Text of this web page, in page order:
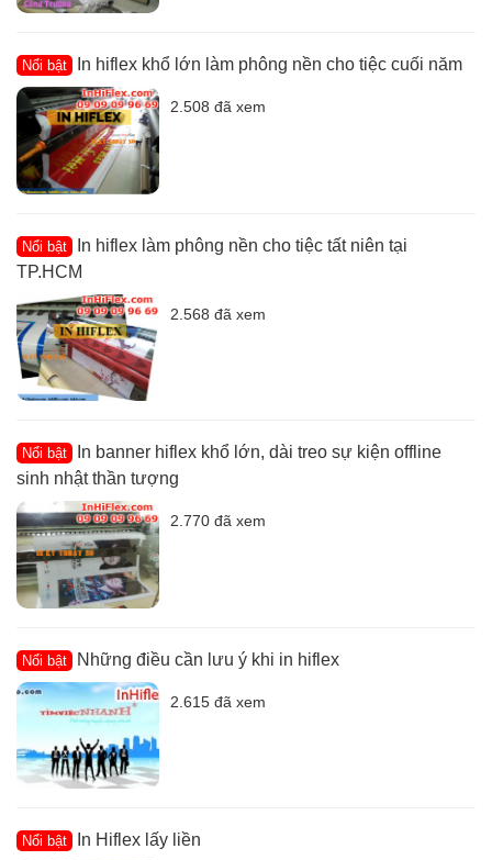
Nổi bật In hiflex khổ lớn làm phông nền cho tiệc cuối năm
2.508 đã xem
Nổi bật
In hiflex làm phông nền cho tiệc tất niên tại
TP.HCM
2.568 đã xem
Nổi bật
In banner hiflex khổ lớn, dài treo sự kiện offline
sinh nhật thần tượng
2.770 đã xem
Nổi bật Những điều cần lưu ý khi in hiflex
2.615 đã xem
Nổi bật In Hiflex lấy liền